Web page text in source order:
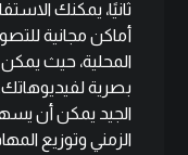
ثانيًا، يمكنك
أماكن مجانية
المحلية، حيث
بصرية
الجيد يمكن أن
الزمني وتوزيع